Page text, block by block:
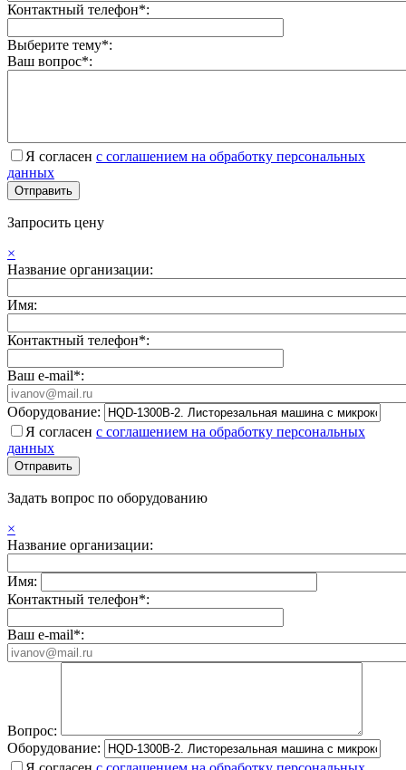
Контактный телефон*:
Выберите тему*:
Ваш вопрос*:
Я согласен с соглашением на обработку персональных
данных
Запросить цену
×
Название организации:
Имя:
Контактный телефон*:
Ваш e-mail*:
Оборудование:
Я согласен с соглашением на обработку персональных
данных
Задать вопрос по оборудованию
×
Название организации:
Имя:
Контактный телефон*:
Ваш e-mail*:
Вопрос:
Оборудование: